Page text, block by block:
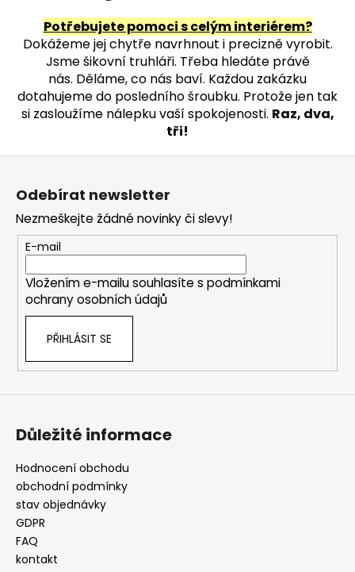
v
k
y
v
ý
p
i
s
u
Potřebujete pomoci s celým interiérem?
Dokážeme jej chytře navrhnout i precizně vyrobit.
Jsme šikovní truhláři. Třeba hledáte právě
nás. Děláme, co nás baví. Každou zakázku
dotahujeme do posledního šroubku. Protože jen tak
si zasloužíme nálepku vaší spokojenosti. Raz, dva,
tři!
Odebírat newsletter
Nezmeškejte žádné novinky či slevy!
E-mail
Vložením e-mailu souhlasíte s podmínkami
ochrany osobních údajů
PŘIHLÁSIT SE
Důležité informace
Hodnocení obchodu
obchodní podmínky
stav objednávky
GDPR
FAQ
kontakt